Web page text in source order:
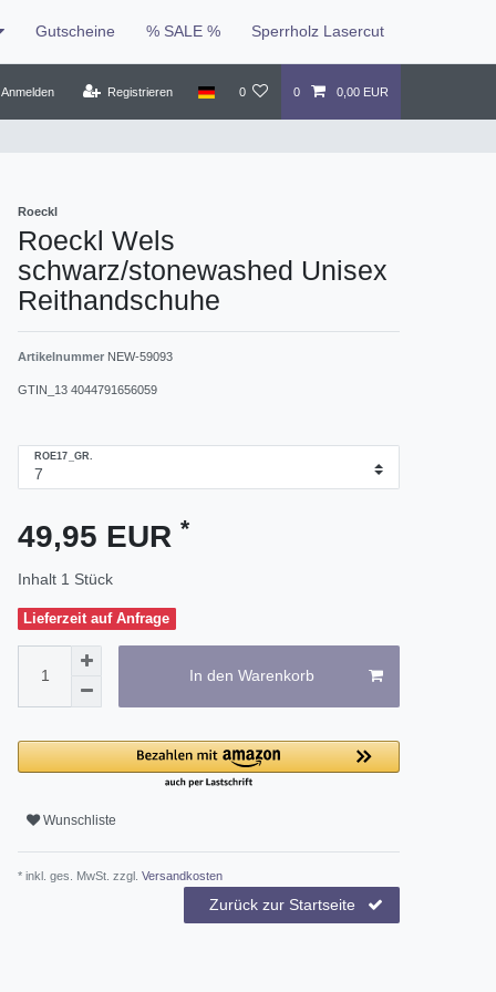
Gutscheine % SALE % Sperrholz Lasercut
Anmelden Registrieren 0 0 0,00 EUR
Roeckl
Roeckl Wels
schwarz/stonewashed Unisex
Reithandschuhe
Artikelnummer NEW-59093
GTIN_13 4044791656059
ROE17_GR.
49,95 EUR *
Inhalt 1 Stück
Lieferzeit auf Anfrage
In den Warenkorb
Wunschliste
* inkl. ges. MwSt. zzgl. Versandkosten
Zurück zur Startseite